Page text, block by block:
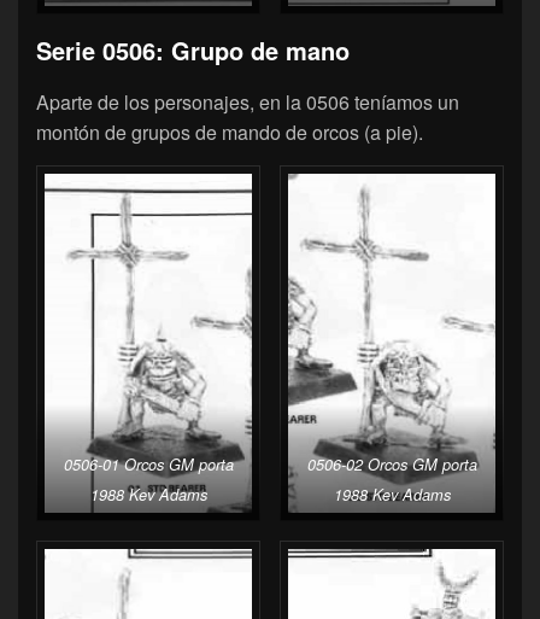
Serie 0506: Grupo de mano
Aparte de los personajes, en la 0506 teníamos un
montón de grupos de mando de orcos (a pie).
0506-01 Orcos GM porta
1988 Kev Adams
0506-02 Orcos GM porta
1988 Kev Adams